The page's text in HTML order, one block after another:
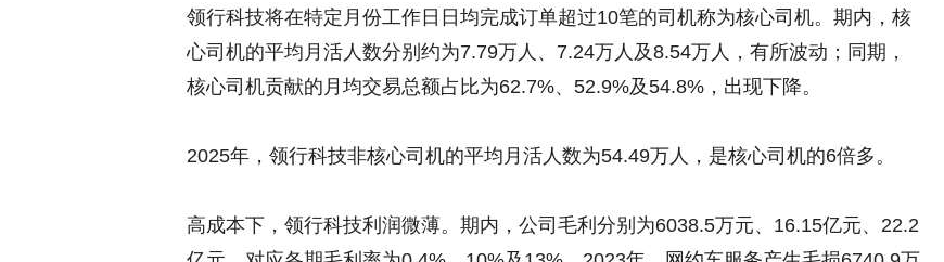
领行科技将在特定月份工作日日均完成订单超过10笔的司机称为核心司机。期内，核
心司机的平均月活人数分别约为7.79万人、7.24万人及8.54万人，有所波动；同期，
核心司机贡献的月均交易总额占比为62.7%、52.9%及54.8%，出现下降。
2025年，领行科技非核心司机的平均月活人数为54.49万人，是核心司机的6倍多。
高成本下，领行科技利润微薄。期内，公司毛利分别为6038.5万元、16.15亿元、22.2